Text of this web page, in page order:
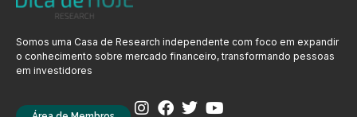
Somos uma Casa de Research independente com foco em expandir
o conhecimento sobre mercado financeiro, transformando pessoas
em investidores